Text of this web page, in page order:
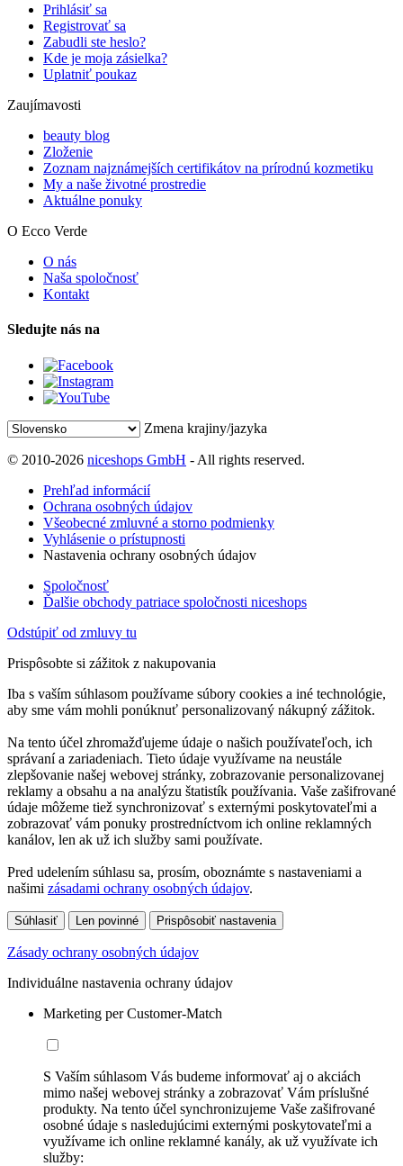
Prihlásiť sa
Registrovať sa
Zabudli ste heslo?
Kde je moja zásielka?
Uplatniť poukaz
Zaujímavosti
beauty blog
Zloženie
Zoznam najznámejších certifikátov na prírodnú kozmetiku
My a naše životné prostredie
Aktuálne ponuky
O Ecco Verde
O nás
Naša spoločnosť
Kontakt
Sledujte nás na
Zmena krajiny/jazyka
© 2010-2026 niceshops GmbH - All rights reserved.
Prehľad informácií
Ochrana osobných údajov
Všeobecné zmluvné a storno podmienky
Vyhlásenie o prístupnosti
Nastavenia ochrany osobných údajov
Spoločnosť
Ďalšie obchody patriace spoločnosti niceshops
Odstúpiť od zmluvy tu
Prispôsobte si zážitok z nakupovania
Iba s vaším súhlasom používame súbory cookies a iné technológie,
aby sme vám mohli ponúknuť personalizovaný nákupný zážitok.
Na tento účel zhromažďujeme údaje o našich používateľoch, ich
správaní a zariadeniach. Tieto údaje využívame na neustále
zlepšovanie našej webovej stránky, zobrazovanie personalizovanej
reklamy a obsahu a na analýzu štatistík používania. Vaše zašifrované
údaje môžeme tiež synchronizovať s externými poskytovateľmi a
zobrazovať vám ponuky prostredníctvom ich online reklamných
kanálov, len ak už ich služby sami používate.
Pred udelením súhlasu sa, prosím, oboznámte s nastaveniami a
našimi zásadami ochrany osobných údajov.
Súhlasiť Len povinné Prispôsobiť nastavenia
Zásady ochrany osobných údajov
Individuálne nastavenia ochrany údajov
Marketing per Customer-Match
S Vaším súhlasom Vás budeme informovať aj o akciách
mimo našej webovej stránky a zobrazovať Vám príslušné
produkty. Na tento účel synchronizujeme Vaše zašifrované
osobné údaje s nasledujúcimi externými poskytovateľmi a
využívame ich online reklamné kanály, ak už využívate ich
služby: